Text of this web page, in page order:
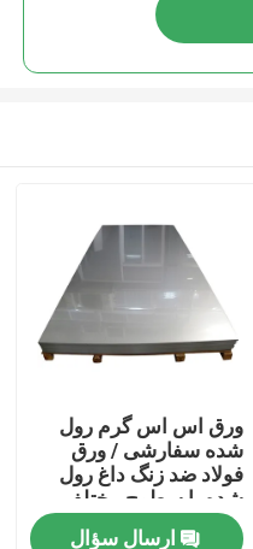
ورق اس اس گرم رول
شده سفارشی / ورق
فولاد ضد زنگ داغ رول
شده با سطوح مختلف
ارسال سؤال